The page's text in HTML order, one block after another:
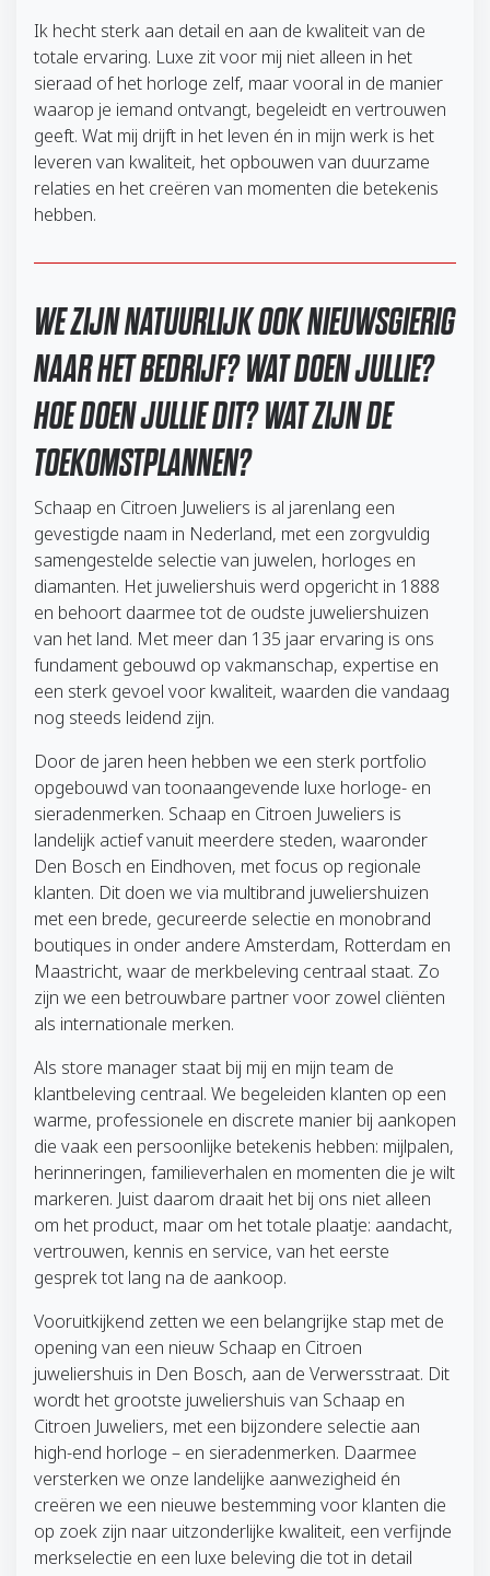
Ik hecht sterk aan detail en aan de kwaliteit van de
totale ervaring. Luxe zit voor mij niet alleen in het
sieraad of het horloge zelf, maar vooral in de manier
waarop je iemand ontvangt, begeleidt en vertrouwen
geeft. Wat mij drijft in het leven én in mijn werk is het
leveren van kwaliteit, het opbouwen van duurzame
relaties en het creëren van momenten die betekenis
hebben.
WE ZIJN NATUURLIJK OOK NIEUWSGIERIG
NAAR HET BEDRIJF? WAT DOEN JULLIE?
HOE DOEN JULLIE DIT? WAT ZIJN DE
TOEKOMSTPLANNEN?
Schaap en Citroen Juweliers is al jarenlang een
gevestigde naam in Nederland, met een zorgvuldig
samengestelde selectie van juwelen, horloges en
diamanten. Het juweliershuis werd opgericht in 1888
en behoort daarmee tot de oudste juweliershuizen
van het land. Met meer dan 135 jaar ervaring is ons
fundament gebouwd op vakmanschap, expertise en
een sterk gevoel voor kwaliteit, waarden die vandaag
nog steeds leidend zijn.
Door de jaren heen hebben we een sterk portfolio
opgebouwd van toonaangevende luxe horloge- en
sieradenmerken. Schaap en Citroen Juweliers is
landelijk actief vanuit meerdere steden, waaronder
Den Bosch en Eindhoven, met focus op regionale
klanten. Dit doen we via multibrand juweliershuizen
met een brede, gecureerde selectie en monobrand
boutiques in onder andere Amsterdam, Rotterdam en
Maastricht, waar de merkbeleving centraal staat. Zo
zijn we een betrouwbare partner voor zowel cliënten
als internationale merken.
Als store manager staat bij mij en mijn team de
klantbeleving centraal. We begeleiden klanten op een
warme, professionele en discrete manier bij aankopen
die vaak een persoonlijke betekenis hebben: mijlpalen,
herinneringen, familieverhalen en momenten die je wilt
markeren. Juist daarom draait het bij ons niet alleen
om het product, maar om het totale plaatje: aandacht,
vertrouwen, kennis en service, van het eerste
gesprek tot lang na de aankoop.
Vooruitkijkend zetten we een belangrijke stap met de
opening van een nieuw Schaap en Citroen
juweliershuis in Den Bosch, aan de Verwersstraat. Dit
wordt het grootste juweliershuis van Schaap en
Citroen Juweliers, met een bijzondere selectie aan
high-end horloge – en sieradenmerken. Daarmee
versterken we onze landelijke aanwezigheid én
creëren we een nieuwe bestemming voor klanten die
op zoek zijn naar uitzonderlijke kwaliteit, een verfijnde
merkselectie en een luxe beleving die tot in detail